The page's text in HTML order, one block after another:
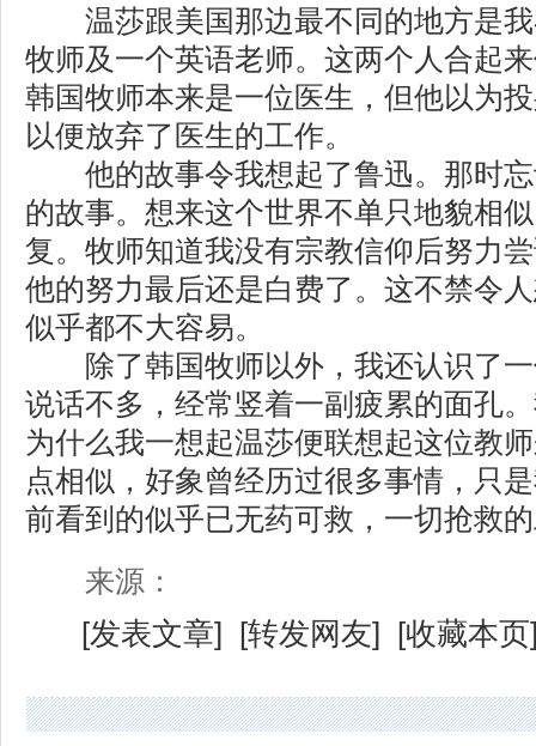
温莎跟美国那边最不同的地方是我
牧师及一个英语老师。这两个人合起
韩国牧师本来是一位医生，但他以为
以便放弃了医生的工作。
他的故事令我想起了鲁迅。那时忘
的故事。想来这个世界不单只地貌相
复。牧师知道我没有宗教信仰后努力
他的努力最后还是白费了。这不禁令
似乎都不大容易。
除了韩国牧师以外，我还认识了一
说话不多，经常竖着一副疲累的面孔
为什么我一想起温莎便联想起这位教
点相似，好象曾经历过很多事情，只
前看到的似乎已无药可救，一切抢救
来源：
[发表文章] [转发网友] [收藏本页